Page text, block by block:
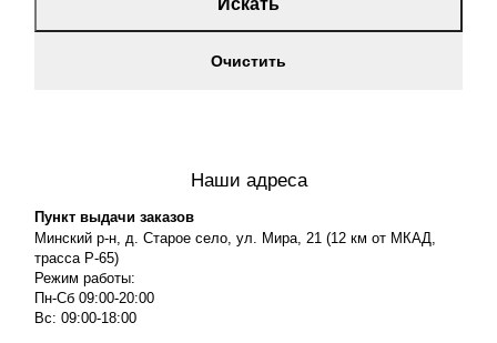
Очистить
Наши адреса
Пункт выдачи заказов
Минский р-н, д. Старое село, ул. Мира, 21 (12 км от МКАД,
трасса P-65)
Режим работы:
Пн-Сб 09:00-20:00
Вс: 09:00-18:00